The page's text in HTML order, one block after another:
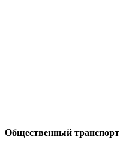
Общественный транспорт